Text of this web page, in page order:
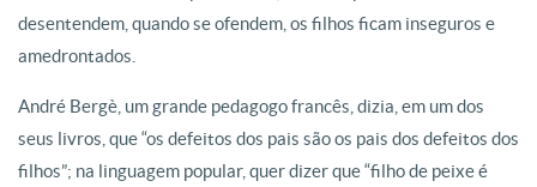
desentendem, quando se ofendem, os filhos ficam inseguros e
amedrontados.
André Bergè, um grande pedagogo francês, dizia, em um dos
seus livros, que “os defeitos dos pais são os pais dos defeitos dos
filhos”; na linguagem popular, quer dizer que “filho de peixe é